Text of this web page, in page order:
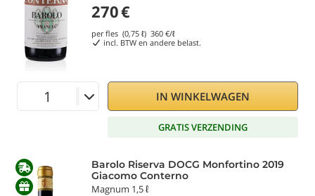
270€
per fles (0,75 ℓ) 360 €/ℓ
incl. BTW en andere belast.
IN WINKELWAGEN
GRATIS VERZENDING
Barolo Riserva DOCG Monfortino 2019
Giacomo Conterno
Magnum 1,5 ℓ